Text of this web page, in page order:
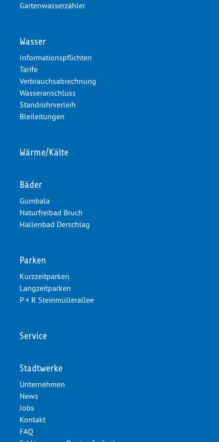
Gartenwasserzähler
Wasser
Informationspflichten
Tarife
Verbrauchsabrechnung
Wasseranschluss
Standrohrverleih
Bleileitungen
Wärme/Kälte
Bäder
Gumbala
Naturfreibad Bruch
Hallenbad Derschlag
Parken
Kurzzeitparken
Langzeitparken
P + R Steinmüllerallee
Service
Stadtwerke
Unternehmen
News
Jobs
Kontakt
FAQ